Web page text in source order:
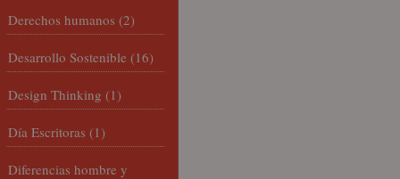
Derechos humanos (2)
Desarrollo Sostenible (16)
Design Thinking (1)
Día Escritoras (1)
Diferencias hombre y